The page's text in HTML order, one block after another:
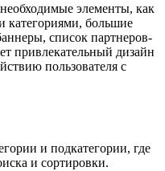
элементы, как
категориями, большие
список партнеров-
привлекательный дизайн
пользователя с
и подкатегории, где
и сортировки.